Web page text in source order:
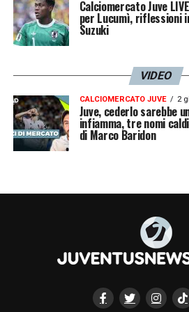
Calciomercato Juve
per Lucumì, riflessioni
Suzuki
VIDEO
CALCIOMERCATO JUVE 2
Juve, cederlo sarebbe
infiamma, tre nomi
di Marco Baridon